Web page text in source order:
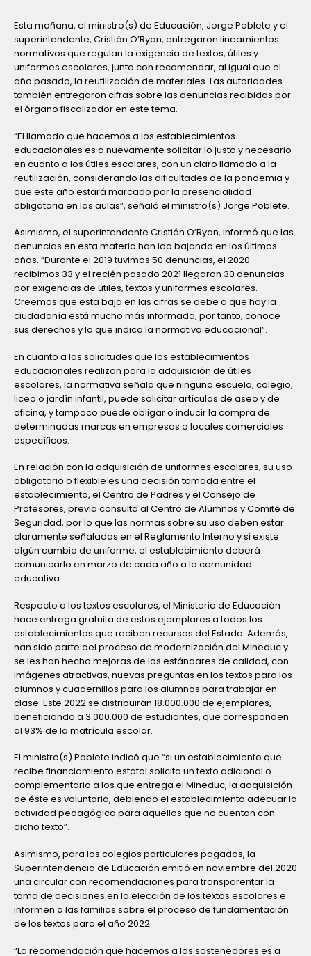
Esta mañana, el ministro(s) de Educación, Jorge Poblete y el
superintendente, Cristián O’Ryan, entregaron lineamientos
normativos que regulan la exigencia de textos, útiles y
uniformes escolares, junto con recomendar, al igual que el
año pasado, la reutilización de materiales. Las autoridades
también entregaron cifras sobre las denuncias recibidas por
el órgano fiscalizador en este tema.
“El llamado que hacemos a los establecimientos
educacionales es a nuevamente solicitar lo justo y necesario
en cuanto a los útiles escolares, con un claro llamado a la
reutilización, considerando las dificultades de la pandemia y
que este año estará marcado por la presencialidad
obligatoria en las aulas”, señaló el ministro(s) Jorge Poblete.
Asimismo, el superintendente Cristián O’Ryan, informó que las
denuncias en esta materia han ido bajando en los últimos
años. “Durante el 2019 tuvimos 50 denuncias, el 2020
recibimos 33 y el recién pasado 2021 llegaron 30 denuncias
por exigencias de útiles, textos y uniformes escolares.
Creemos que esta baja en las cifras se debe a que hoy la
ciudadanía está mucho más informada, por tanto, conoce
sus derechos y lo que indica la normativa educacional”.
En cuanto a las solicitudes que los establecimientos
educacionales realizan para la adquisición de útiles
escolares, la normativa señala que ninguna escuela, colegio,
liceo o jardín infantil, puede solicitar artículos de aseo y de
oficina, y tampoco puede obligar o inducir la compra de
determinadas marcas en empresas o locales comerciales
específicos.
En relación con la adquisición de uniformes escolares, su uso
obligatorio o flexible es una decisión tomada entre el
establecimiento, el Centro de Padres y el Consejo de
Profesores, previa consulta al Centro de Alumnos y Comité de
Seguridad, por lo que las normas sobre su uso deben estar
claramente señaladas en el Reglamento Interno y si existe
algún cambio de uniforme, el establecimiento deberá
comunicarlo en marzo de cada año a la comunidad
educativa.
Respecto a los textos escolares, el Ministerio de Educación
hace entrega gratuita de estos ejemplares a todos los
establecimientos que reciben recursos del Estado. Además,
han sido parte del proceso de modernización del Mineduc y
se les han hecho mejoras de los estándares de calidad, con
imágenes atractivas, nuevas preguntas en los textos para los
alumnos y cuadernillos para los alumnos para trabajar en
clase. Este 2022 se distribuirán 18.000.000 de ejemplares,
beneficiando a 3.000.000 de estudiantes, que corresponden
al 93% de la matrícula escolar.
El ministro(s) Poblete indicó que “si un establecimiento que
recibe financiamiento estatal solicita un texto adicional o
complementario a los que entrega el Mineduc, la adquisición
de éste es voluntaria, debiendo el establecimiento adecuar la
actividad pedagógica para aquellos que no cuentan con
dicho texto”.
Asimismo, para los colegios particulares pagados, la
Superintendencia de Educación emitió en noviembre del 2020
una circular con recomendaciones para transparentar la
toma de decisiones en la elección de los textos escolares e
informen a las familias sobre el proceso de fundamentación
de los textos para el año 2022.
“La recomendación que hacemos a los sostenedores es a